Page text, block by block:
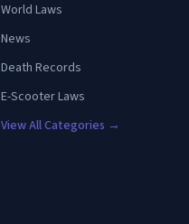
World Laws
News
Death Records
E-Scooter Laws
View All Categories →